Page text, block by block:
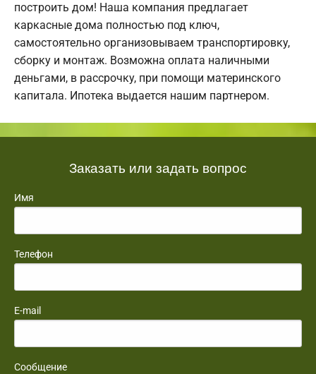
построить дом! Наша компания предлагает
каркасные дома полностью под ключ,
самостоятельно организовываем транспортировку,
сборку и монтаж. Возможна оплата наличными
деньгами, в рассрочку, при помощи материнского
капитала. Ипотека выдается нашим партнером.
Заказать или задать вопрос
Имя
Телефон
E-mail
Сообщение